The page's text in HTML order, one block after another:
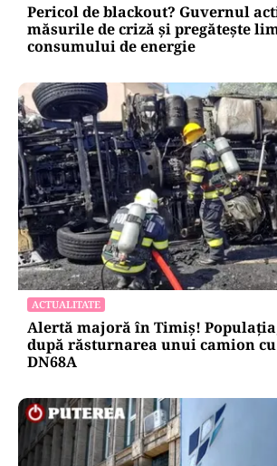
Pericol de blackout? Guvernul
măsurile de criză și pregătește
consumului de energie
ACTUALITATE
Alertă majoră în Timiș!
după răsturnarea unui camion
DN68A